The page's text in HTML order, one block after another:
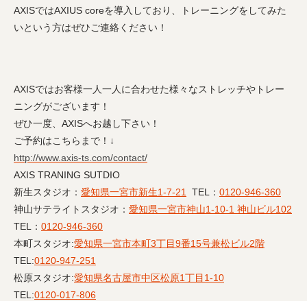
AXISではAXIUS coreを導入しており、トレーニングをしてみた
いという方はぜひご連絡ください！
AXISではお客様一人一人に合わせた様々なストレッチやトレー
ニングがございます！
ぜひ一度、AXISへお越し下さい！
ご予約はこちらまで！↓
http://www.axis-ts.com/contact/
AXIS TRANING SUTDIO
新生スタジオ： 愛知県一宮市新生1-7-21 TEL： 0120-946-360
神山サテライトスタジオ： 愛知県一宮市神山1-10-1 神山ビル102
TEL： 0120-946-360
本町スタジオ:愛知県一宮市本町3丁目9番15号兼松ビル2階
TEL:0120-947-251
松原スタジオ:愛知県名古屋市中区松原1丁目1-10
TEL:0120-017-806